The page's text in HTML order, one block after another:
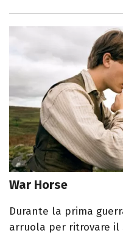
War Horse
Durante la prima
arruola per ritrovare il